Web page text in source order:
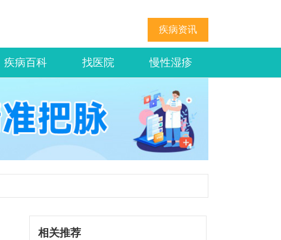
疾病资讯
疾病百科 找医院 慢性湿疹
相关推荐